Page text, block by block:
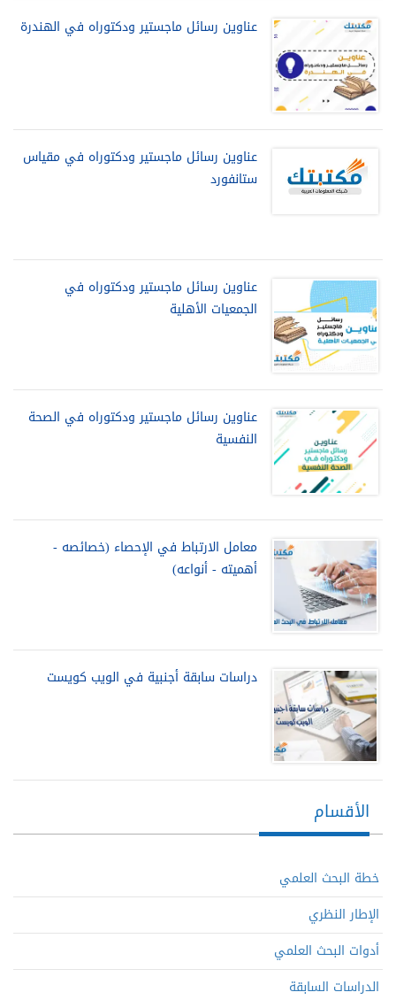
عناوين رسائل ماجستير ودكتوراه في الهندرة
عناوين رسائل ماجستير ودكتوراه في مقياس
ستانفورد
عناوين رسائل ماجستير ودكتوراه في
الجمعيات الأهلية
عناوين رسائل ماجستير ودكتوراه في الصحة
النفسية
معامل الارتباط في الإحصاء (خصائصه -
أهميته - أنواعه)
دراسات سابقة أجنبية في الويب كويست
الأقسام
خطة البحث العلمي
الإطار النظري
أدوات البحث العلمي
الدراسات السابقة